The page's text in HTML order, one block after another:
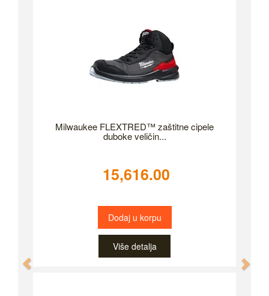
Milwaukee FLEXTRED™ zaštitne cipele
duboke veličin...
15,616.00
Dodaj u korpu
Više detalja